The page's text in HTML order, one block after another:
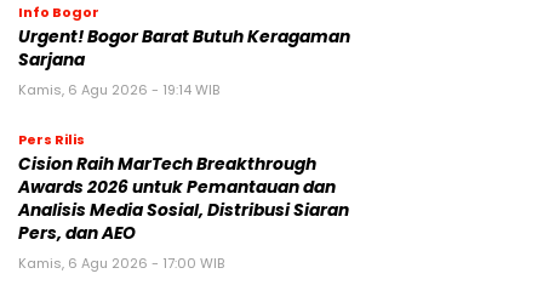
Info Bogor
Urgent! Bogor Barat Butuh Keragaman
Sarjana
Kamis, 6 Agu 2026 - 19:14 WIB
Pers Rilis
Cision Raih MarTech Breakthrough
Awards 2026 untuk Pemantauan dan
Analisis Media Sosial, Distribusi Siaran
Pers, dan AEO
Kamis, 6 Agu 2026 - 17:00 WIB